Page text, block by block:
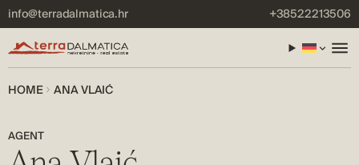
info@terradalmatica.hr +38522213506
HOME ANA VLAIĆ
AGENT